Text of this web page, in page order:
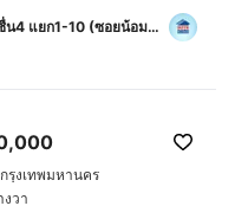
น4 แยก1-10 (ซอยน้อม
รุงเทพมหานคร
งวา